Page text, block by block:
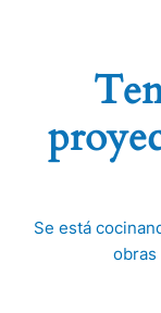
Se está
obras